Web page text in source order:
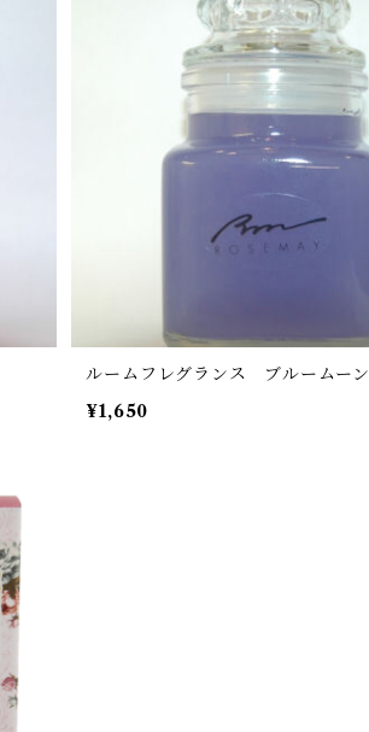
ルームフレグランス ブルームーン
¥1,650